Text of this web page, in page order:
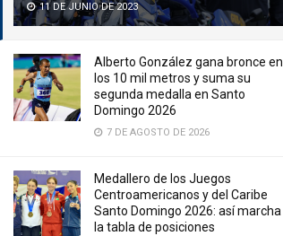
11 DE JUNIO DE 2023
Alberto González gana bronce en
los 10 mil metros y suma su
segunda medalla en Santo
Domingo 2026
7 DE AGOSTO DE 2026
Medallero de los Juegos
Centroamericanos y del Caribe
Santo Domingo 2026: así marcha
la tabla de posiciones